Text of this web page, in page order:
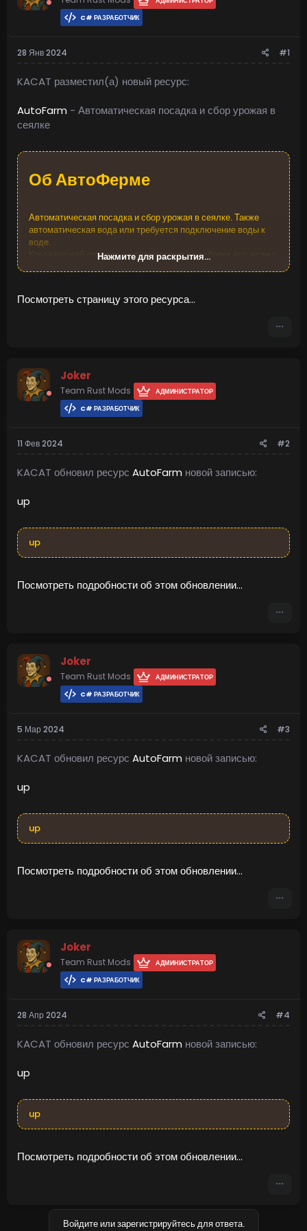
C# РАЗРАБОТЧИК
28 Янв 2024 #1
KACAT разместил(а) новый ресурс:
AutoFarm - Автоматическая посадка и сбор урожая в
сеялке
Об АвтоФерме​
Автоматическая посадка и сбор урожая в сеялке. Также
автоматическая вода или требуется подключение воды к
воде.
Когда урожай созреет, он автоматически соберет его, если в
занять от 1 до 10 минут, прежде чем оно будет собрано /
Нажмите для раскрытия...
Посмотреть страницу этого ресурса...
Joker
Team Rust Mods
АДМИНИСТРАТОР
C# РАЗРАБОТЧИК
11 Фев 2024 #2
KACAT обновил ресурс AutoFarm новой записью:
up
up
Посмотреть подробности об этом обновлении...
Joker
Team Rust Mods
АДМИНИСТРАТОР
C# РАЗРАБОТЧИК
5 Мар 2024 #3
KACAT обновил ресурс AutoFarm новой записью:
up
up
Посмотреть подробности об этом обновлении...
Joker
Team Rust Mods
АДМИНИСТРАТОР
C# РАЗРАБОТЧИК
28 Апр 2024 #4
KACAT обновил ресурс AutoFarm новой записью:
up
up
Посмотреть подробности об этом обновлении...
Войдите или зарегистрируйтесь для ответа.